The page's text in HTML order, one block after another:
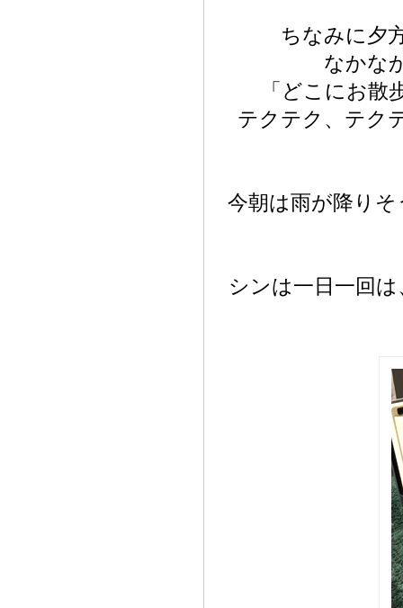
ちなみに夕
なかな
「どこにお
テクテク、テク
今朝は雨が降り
シンは一日一回